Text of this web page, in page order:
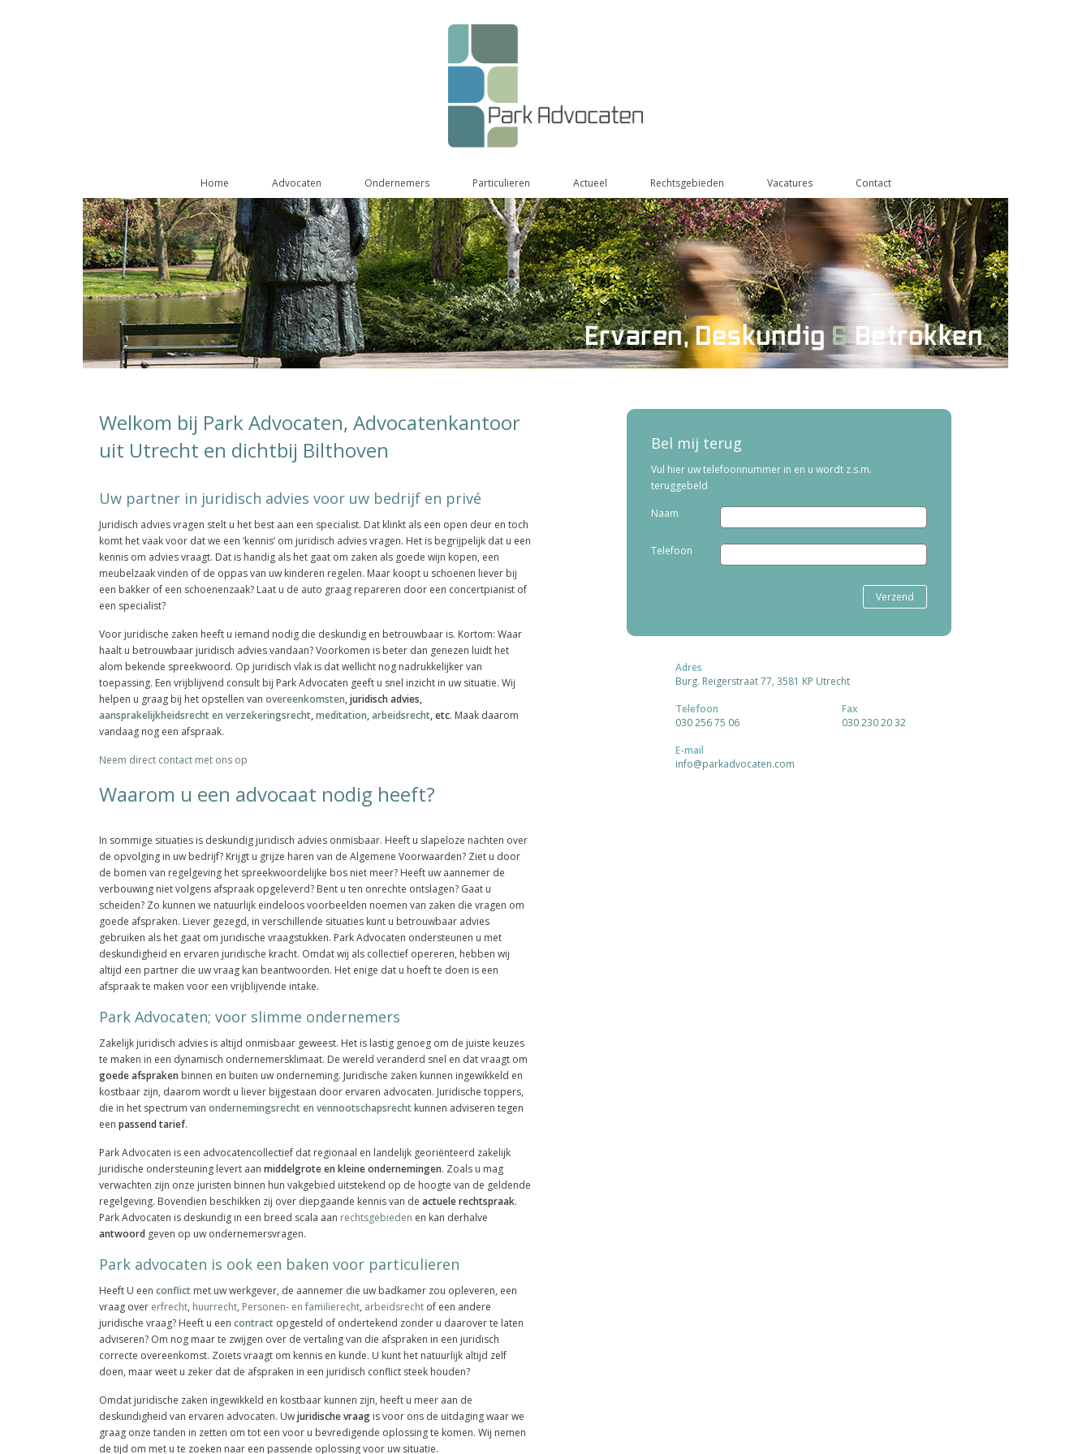
Home Advocaten Ondernemers Particulieren Actueel Rechtsgebieden Vacatures Contact
Welkom bij Park Advocaten, Advocatenkantoor
uit Utrecht en dichtbij Bilthoven
Uw partner in juridisch advies voor uw bedrijf en privé
Juridisch advies vragen stelt u het best aan een specialist. Dat klinkt als een open deur en toch
komt het vaak voor dat we een ‘kennis’ om juridisch advies vragen. Het is begrijpelijk dat u een
kennis om advies vraagt. Dat is handig als het gaat om zaken als goede wijn kopen, een
meubelzaak vinden of de oppas van uw kinderen regelen. Maar koopt u schoenen liever bij
een bakker of een schoenenzaak? Laat u de auto graag repareren door een concertpianist of
een specialist?
Voor juridische zaken heeft u iemand nodig die deskundig en betrouwbaar is. Kortom: Waar
haalt u betrouwbaar juridisch advies vandaan? Voorkomen is beter dan genezen luidt het
alom bekende spreekwoord. Op juridisch vlak is dat wellicht nog nadrukkelijker van
toepassing. Een vrijblijvend consult bij Park Advocaten geeft u snel inzicht in uw situatie. Wij
helpen u graag bij het opstellen van overeenkomsten, juridisch advies,
aansprakelijkheidsrecht en verzekeringsrecht,meditation,arbeidsrecht, etc. Maak daarom
vandaag nog een afspraak.
Neem direct contact met ons op
Waarom u een advocaat nodig heeft?
In sommige situaties is deskundig juridisch advies onmisbaar. Heeft u slapeloze nachten over
de opvolging in uw bedrijf? Krijgt u grijze haren van de Algemene Voorwaarden? Ziet u door
de bomen van regelgeving het spreekwoordelijke bos niet meer? Heeft uw aannemer de
verbouwing niet volgens afspraak opgeleverd? Bent u ten onrechte ontslagen? Gaat u
scheiden? Zo kunnen we natuurlijk eindeloos voorbeelden noemen van zaken die vragen om
goede afspraken. Liever gezegd, in verschillende situaties kunt u betrouwbaar advies
gebruiken als het gaat om juridische vraagstukken. Park Advocaten ondersteunen u met
deskundigheid en ervaren juridische kracht. Omdat wij als collectief opereren, hebben wij
altijd een partner die uw vraag kan beantwoorden. Het enige dat u hoeft te doen is een
afspraak te maken voor een vrijblijvende intake.
Park Advocaten; voor slimme ondernemers
Zakelijk juridisch advies is altijd onmisbaar geweest. Het is lastig genoeg om de juiste keuzes
te maken in een dynamisch ondernemersklimaat. De wereld veranderd snel en dat vraagt om
goede afspraken binnen en buiten uw onderneming. Juridische zaken kunnen ingewikkeld en
kostbaar zijn, daarom wordt u liever bijgestaan door ervaren advocaten. Juridische toppers,
die in het spectrum van ondernemingsrecht en vennootschapsrecht kunnen adviseren tegen
een passend tarief.
Park Advocaten is een advocatencollectief dat regionaal en landelijk georiënteerd zakelijk
juridische ondersteuning levert aan middelgrote en kleine ondernemingen. Zoals u mag
verwachten zijn onze juristen binnen hun vakgebied uitstekend op de hoogte van de geldende
regelgeving. Bovendien beschikken zij over diepgaande kennis van de actuele rechtspraak.
Park Advocaten is deskundig in een breed scala aan rechtsgebieden en kan derhalve
antwoord geven op uw ondernemersvragen.
Park advocaten is ook een baken voor particulieren
Heeft U een conflict met uw werkgever, de aannemer die uw badkamer zou opleveren, een
vraag over erfrecht, huurrecht, Personen- en familierecht, arbeidsrecht of een andere
juridische vraag? Heeft u een contract opgesteld of ondertekend zonder u daarover te laten
adviseren? Om nog maar te zwijgen over de vertaling van die afspraken in een juridisch
correcte overeenkomst. Zoiets vraagt om kennis en kunde. U kunt het natuurlijk altijd zelf
doen, maar weet u zeker dat de afspraken in een juridisch conflict steek houden?
Omdat juridische zaken ingewikkeld en kostbaar kunnen zijn, heeft u meer aan de
deskundigheid van ervaren advocaten. Uwjuridische vraag is voor ons de uitdaging waar we
graag onze tanden in zetten om tot een voor u bevredigende oplossing te komen. Wij nemen
de tijd om met u te zoeken naar een passende oplossing voor uw situatie.
Bel mij terug
Vul hier uw telefoonnummer in en u wordt z.s.m.
teruggebeld
Naam
Telefoon
Adres
Burg. Reigerstraat 77, 3581 KP Utrecht
Telefoon
030 256 75 06
Fax
030 230 20 32
E-mail
info@parkadvocaten.com